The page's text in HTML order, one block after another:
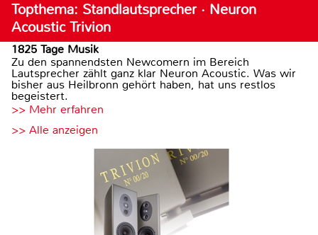
Topthema: Standlautsprecher · Neuron
Acoustic Trivion
1825 Tage Musik
Zu den spannendsten Newcomern im Bereich
Lautsprecher zählt ganz klar Neuron Acoustic. Was wir
bisher aus Heilbronn gehört haben, hat uns restlos
begeistert.
>> Mehr erfahren
>> Alle anzeigen